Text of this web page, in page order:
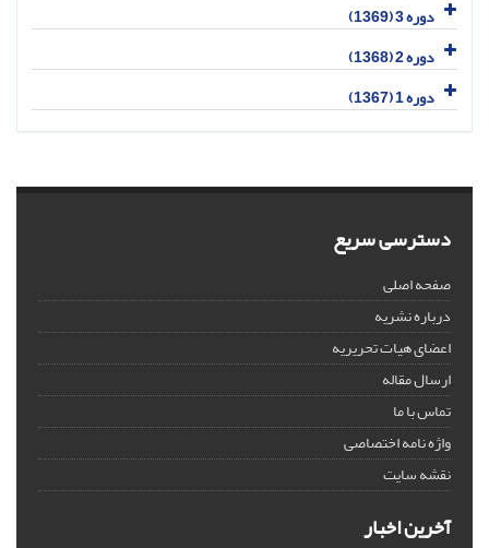
دوره 3 (1369)
دوره 2 (1368)
دوره 1 (1367)
دسترسی سریع
صفحه اصلی
درباره نشریه
اعضای هیات تحریریه
ارسال مقاله
تماس با ما
واژه نامه اختصاصی
نقشه سایت
آخرین اخبار